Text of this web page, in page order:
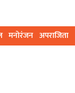
मनोरंजन अपराजिता